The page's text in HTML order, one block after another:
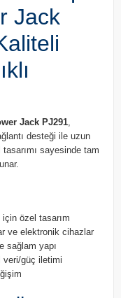
Jack
Jack PJ291,
desteği ile uzun
sayesinde tam
için özel tasarım
ve elektronik cihazlar
sağlam yapı
veri/güç iletimi